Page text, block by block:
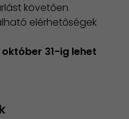
követően
elérhetőségek
31-ig lehet